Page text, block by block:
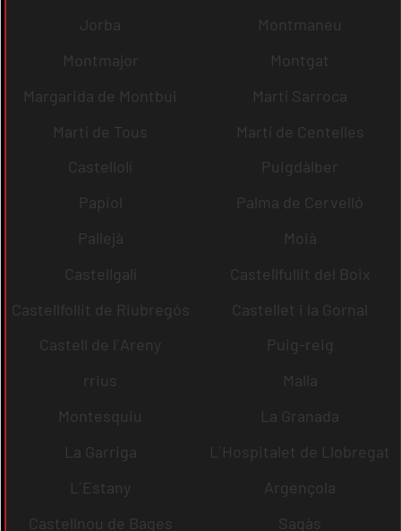
Jorba
Montmaneu
Montmajor
Montgat
Margarida de Montbui
Martí Sarroca
Martí de Tous
Martí de Centelles
Castellolí
Puigdàlber
Papiol
Palma de Cervelló
Pallejà
Moià
Castellgalí
Castellfullit del Boix
Castellfollit de Riubregós
Castellet i la Gornal
Castell de l´Areny
Puig-reig
rrius
Malla
Montesquiu
La Granada
La Garriga
L´Hospitalet de Llobregat
L´Estany
Argençola
Castellnou de Bages
Sagàs